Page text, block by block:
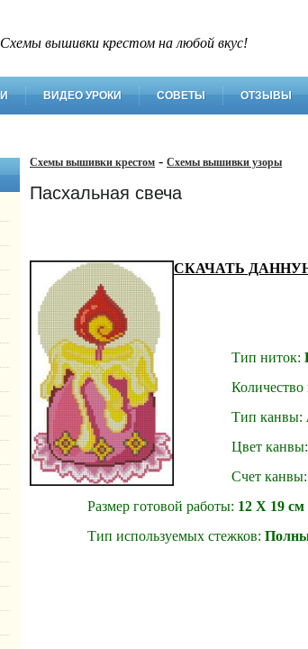
Схемы вышивки крестом на любой вкус!
ВИДЕО УРОКИ СОВЕТЫ ОТЗЫВЫ
Схемы вышивки крестом - Схемы вышивки узоры
Пасхальная свеча
СКАЧАТЬ
Тип ниток:
Количество
Тип канвы:
Цвет канвы:
Счет канвы:
Размер готовой работы: 12 Х 19 см
Тип используемых стежков: